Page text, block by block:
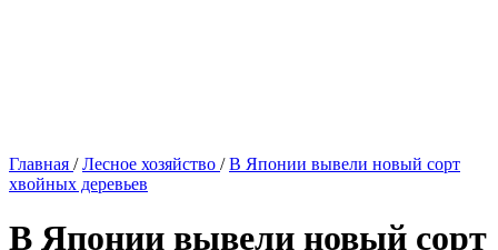
Главная / Лесное хозяйство / В Японии вывели новый сорт
хвойных деревьев
В Японии вывели новый сорт